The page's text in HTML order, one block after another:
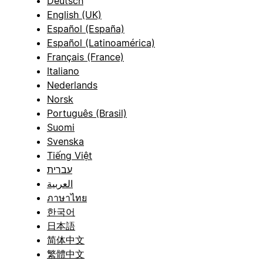
English (UK)
Español (España)
Español (Latinoamérica)
Français (France)
Italiano
Nederlands
Norsk
Português (Brasil)
Suomi
Svenska
Tiếng Việt
עברית
العربية
ภาษาไทย
한국어
日本語
简体中文
繁體中文